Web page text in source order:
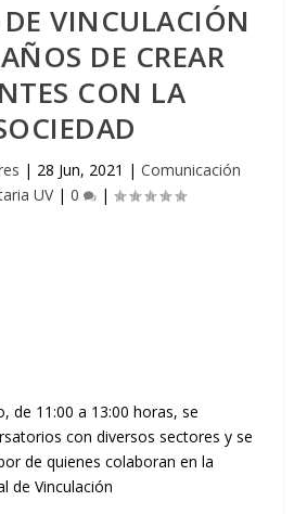
VINCULACIÓN
DE CREAR
CON LA
| 28 Jun, 2021 | Comunicación
UV| 0 |
de 11:00 a 13:00 horas, se
con diversos sectores y se
de quienes colaboran en la
de Vinculación